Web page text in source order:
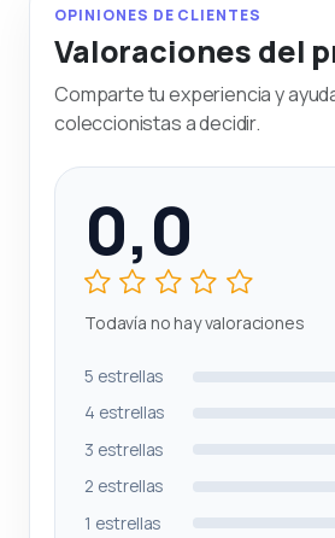
OPINIONES DE CLIENTES
Valoraciones del
Comparte tu experiencia y
coleccionistas a decidir.
0,0
Todavía no hay valoraciones
5 estrellas
4 estrellas
3 estrellas
2 estrellas
1 estrellas